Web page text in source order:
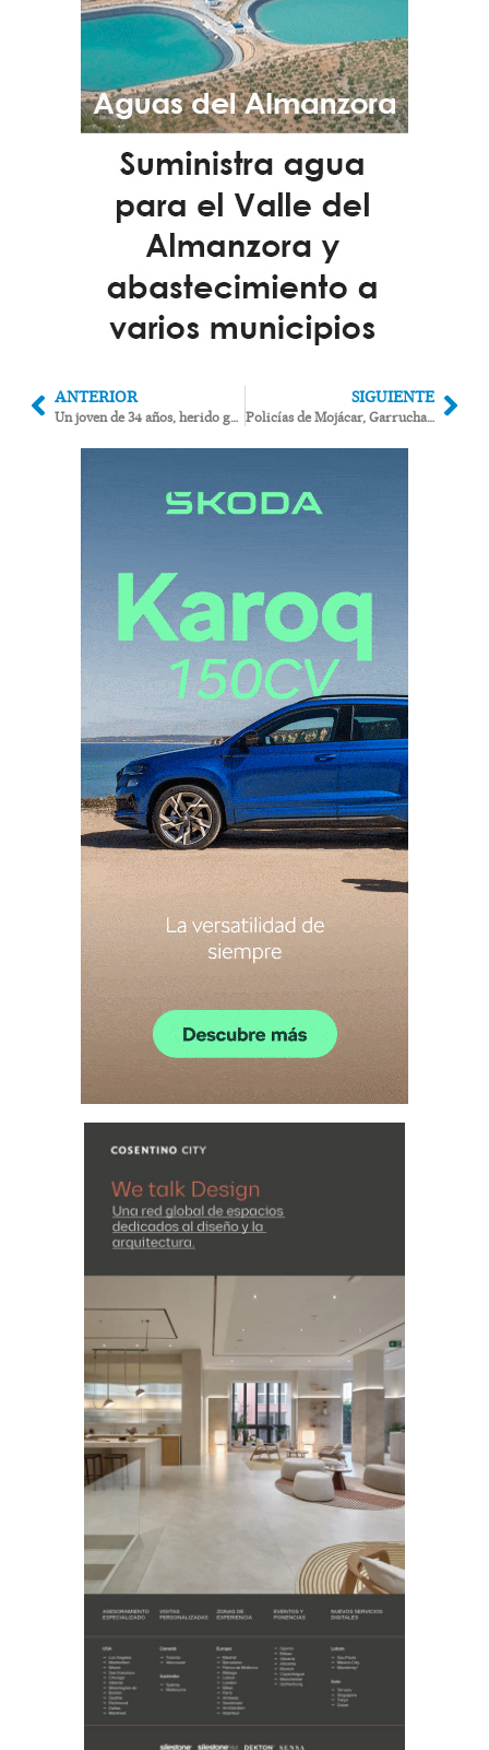
ANTERIOR
Un joven de 34 años, herido grave al caerle un tractor encima en Cuevas del Almanzora
SIGUIENTE
Policías de Mojácar, Garrucha, Vera y Huércal se instruyen para actuar ante situaciones de violencia incontrolada